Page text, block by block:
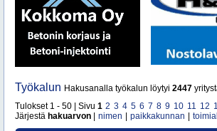
Työkalun Hakusanalla työkalun löytyi 2447
Tulokset 1 - 50 | Sivu 1 2 3 4 5 6 7 8 9 10 11 12
Järjestä hakuarvon nimen paikkakunnan